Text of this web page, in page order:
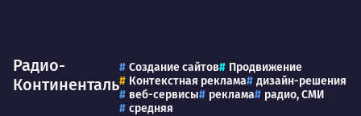
Радио-
Континенталь
Создание сайтов
Продвижение
Контекстная реклама
дизайн-решения
веб-сервисы
реклама
радио, СМИ
средняя